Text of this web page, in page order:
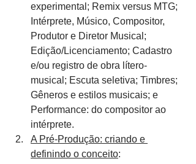
experimental; Remix versus MTG;
Intérprete, Músico, Compositor,
Produtor e Diretor Musical;
Edição/Licenciamento; Cadastro
e/ou registro de obra lítero-
musical; Escuta seletiva; Timbres;
Gêneros e estilos musicais; e
Performance: do compositor ao
intérprete.
A Pré-Produção: criando e
definindo o conceito: